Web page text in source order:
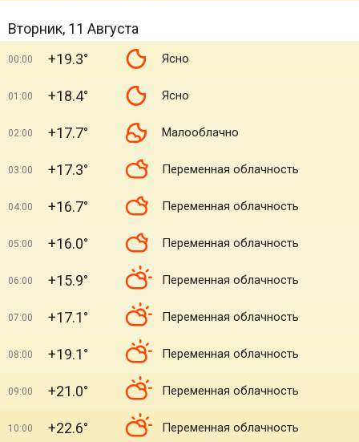
Вторник, 11 Августа
00:00 +19.3° Ясно
01:00 +18.4° Ясно
02:00 +17.7° Малооблачно
03:00 +17.3° Переменная облачность
04:00 +16.7° Переменная облачность
05:00 +16.0° Переменная облачность
06:00 +15.9° Переменная облачность
07:00 +17.1° Переменная облачность
08:00 +19.1° Переменная облачность
09:00 +21.0° Переменная облачность
10:00 +22.6° Переменная облачность